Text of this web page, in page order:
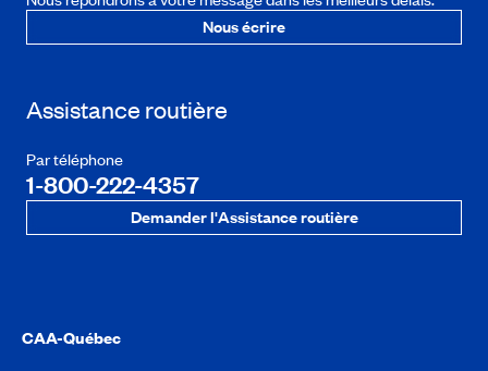
Nous écrire
Assistance routière
Par téléphone
1-800-222-4357
Demander l'Assistance routière
CAA-Québec